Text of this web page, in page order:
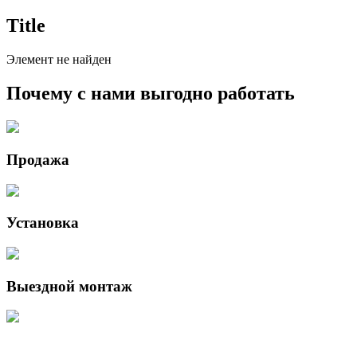
Title
Элемент не найден
Почему с нами выгодно работать
Продажа
Установка
Выездной монтаж